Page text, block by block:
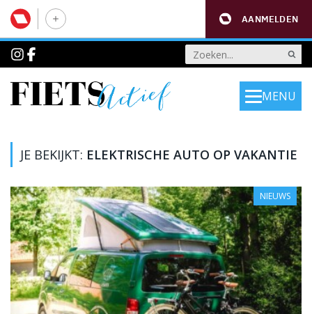
AANMELDEN
MENU
JE BEKIJKT: ELEKTRISCHE AUTO OP VAKANTIE
NIEUWS